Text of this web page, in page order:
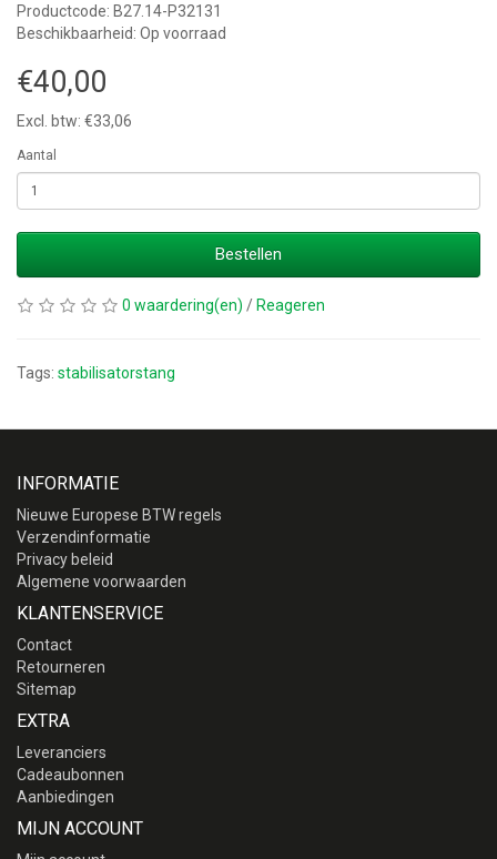
Productcode: B27.14-P32131
Beschikbaarheid: Op voorraad
€40,00
Excl. btw: €33,06
Aantal
Bestellen
0 waardering(en) / Reageren
Tags: stabilisatorstang
INFORMATIE
Nieuwe Europese BTW regels
Verzendinformatie
Privacy beleid
Algemene voorwaarden
KLANTENSERVICE
Contact
Retourneren
Sitemap
EXTRA
Leveranciers
Cadeaubonnen
Aanbiedingen
MIJN ACCOUNT